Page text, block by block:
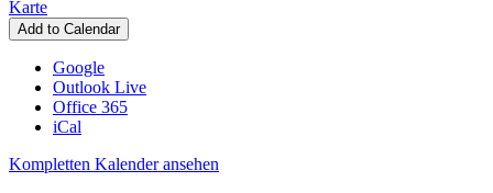
KarteKreissporthalle
Eichenzell
Add to Calendar
Google
Outlook Live
Office 365
iCal
Kompletten Kalender ansehen